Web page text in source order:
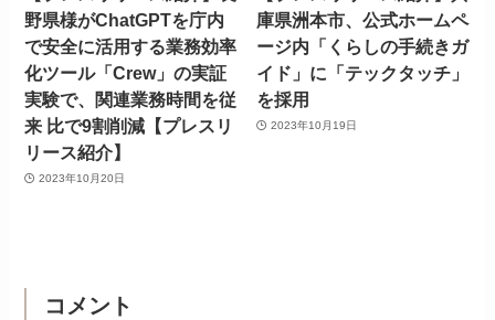
野県様がChatGPTを庁内
で安全に活用する業務効率
化ツール「Crew」の実証
実験で、関連業務時間を従
来 比で9割削減【プレスリ
リース紹介】
2023年10月20日
庫県洲本市、公式ホームペ
ージ内「くらしの手続きガ
イド」に「テックタッチ」
を採用
2023年10月19日
コメント